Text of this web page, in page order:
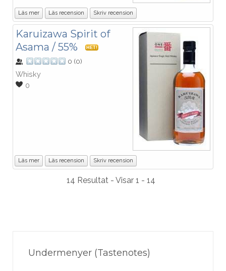
Läs mer Läs recension Skriv recension
Karuizawa Spirit of
Asama / 55%
HET!
0 (0)
Whisky
0
Läs mer Läs recension Skriv recension
14 Resultat - Visar 1 - 14
Undermenyer (Tastenotes)